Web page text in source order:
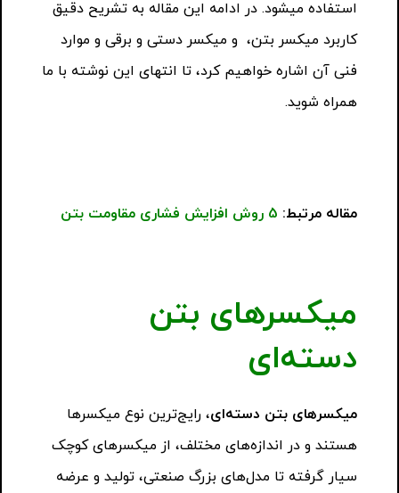
استفاده میشود. در ادامه این مقاله به تشریح دقیق
کاربرد میکسر بتن، و میکسر دستی و برقی و موارد
فنی آن اشاره خواهیم کرد، تا انتهای این نوشته با ما
همراه شوید.
مقاله مرتبط: 5 روش افزایش فشاری مقاومت بتن
میکسرهای بتن
دسته‌ای
میکسرهای بتن دسته‌ای، رایج‌ترین نوع میکسرها
هستند و در اندازه‌های مختلف، از میکسرهای کوچک
سیار گرفته تا مدل‌های بزرگ صنعتی، تولید و عرضه